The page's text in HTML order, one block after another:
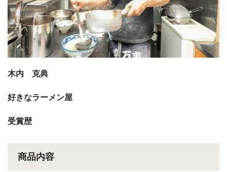
木内 克典
好きなラーメン屋
受賞歴
商品内容